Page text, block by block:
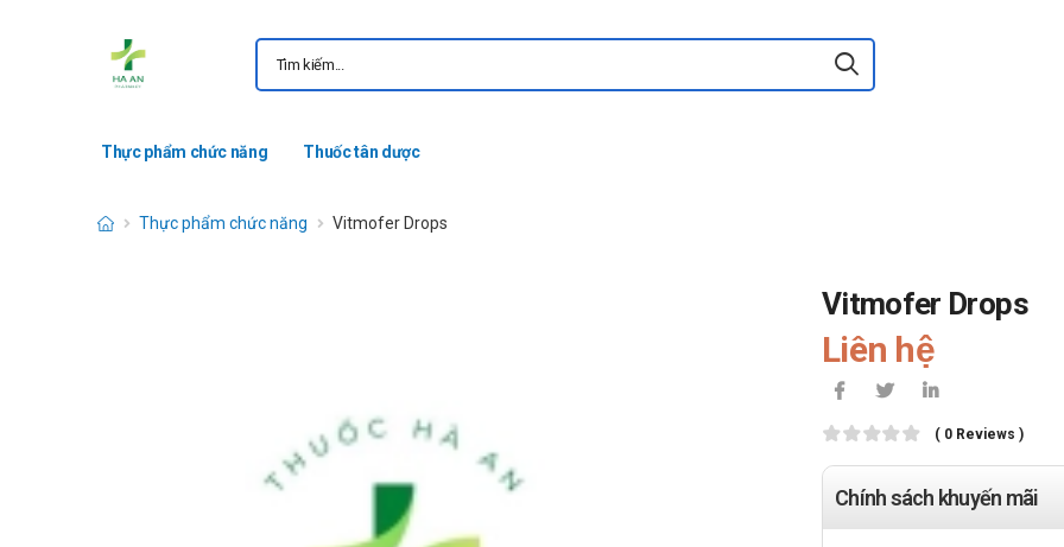
Thực phẩm chức năng Thuốc tân dược
Thực phẩm chức năng Vitmofer Drops
Vitmofer Drops
Liên hệ
( 0 Reviews )
Chính sách khuyến mãi